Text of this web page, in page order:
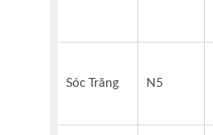
Sóc Trăng N5